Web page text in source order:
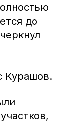
до
Курашов.